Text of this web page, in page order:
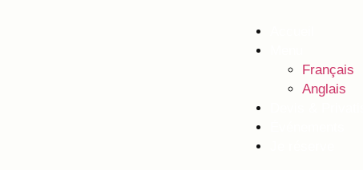
Français
Anglais